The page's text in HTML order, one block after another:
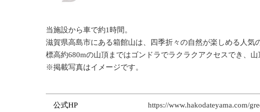
当施設から車で約1時間。
滋賀県高島市にある箱館山は、四季折々の自然が楽しめる人気
標高約680mの山頂まではゴンドラでラクラクアクセスでき、
※掲載写真はイメージです。
公式HP https://www.hakodateyama.com/